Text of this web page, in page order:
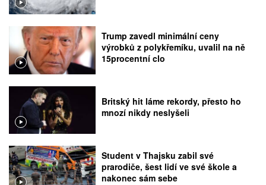
Trump zavedl minimální ceny
výrobků z polykřemíku, uvalil na ně
15procentní clo
Britský hit láme rekordy, přesto ho
mnozí nikdy neslyšeli
Student v Thajsku zabil své
prarodiče, šest lidí ve své škole a
nakonec sám sebe